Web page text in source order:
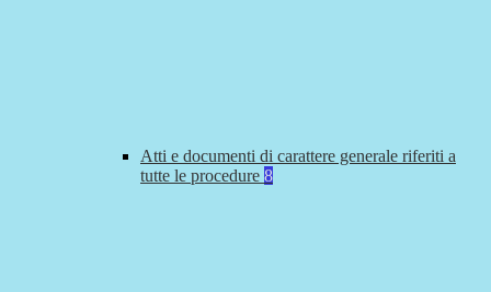
Atti e documenti di carattere generale riferiti a
tutte le procedure 8